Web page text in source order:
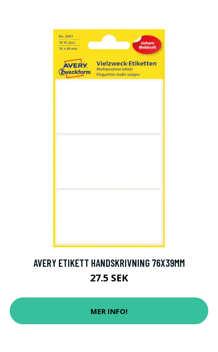
AVERY ETIKETT HANDSKRIVNING 76X39MM
27.5 SEK
MER INFO!